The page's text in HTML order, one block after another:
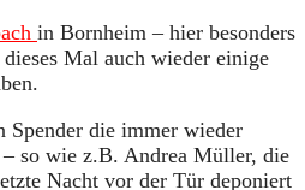
in Bornheim – hier besonders
Mal auch wieder einige
Spender die immer wieder
– so wie z.B. Andrea Müller, die
Nacht vor der Tür deponiert